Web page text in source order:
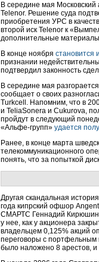
В середине мая
Telenor. Решение суда
приобретения УРС в
второй иск Telenor к
дополнительные
В конце ноября становится
признании
подтвердил законность
В середине мая
сообщает о своих
Turkcell. Напомним, что в
и TeliaSonera и Cukurova,
пройдут в следующий
«Альфе-групп» удается
Ранее, в конце марта
телекоммуникационного
понять, что за попыткой
Другая скандальная
года кипрский офшор
СМАРТС Геннадий Кирюшин,
у нее, как у акционера
владельцем 0,125% акций
переговоры с портфельным
было наложено 8 арестов, и